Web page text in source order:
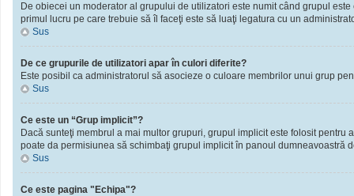
De obiecei un moderator al grupului de utilizatori este numit când grupul
primul lucru pe care trebuie să îl faceţi este să luaţi legatura cu un
Sus
De ce grupurile de utilizatori apar în culori diferite?
Este posibil ca administratorul să asocieze o culoare membrilor unui grup
Sus
Ce este un “Grup implicit”?
Dacă sunteţi membrul a mai multor grupuri, grupul implicit este folosit
poate da permisiunea să schimbaţi grupul implicit în panoul dumneavoastră
Sus
Ce este pagina "Echipa"?